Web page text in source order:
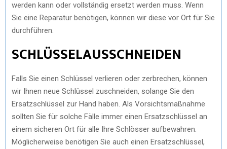
werden kann oder vollständig ersetzt werden muss. Wenn
Sie eine Reparatur benötigen, können wir diese vor Ort für Sie
durchführen.
SCHLÜSSELAUSSCHNEIDEN
Falls Sie einen Schlüssel verlieren oder zerbrechen, können
wir Ihnen neue Schlüssel zuschneiden, solange Sie den
Ersatzschlüssel zur Hand haben. Als Vorsichtsmaßnahme
sollten Sie für solche Fälle immer einen Ersatzschlüssel an
einem sicheren Ort für alle Ihre Schlösser aufbewahren.
Möglicherweise benötigen Sie auch einen Ersatzschlüssel,